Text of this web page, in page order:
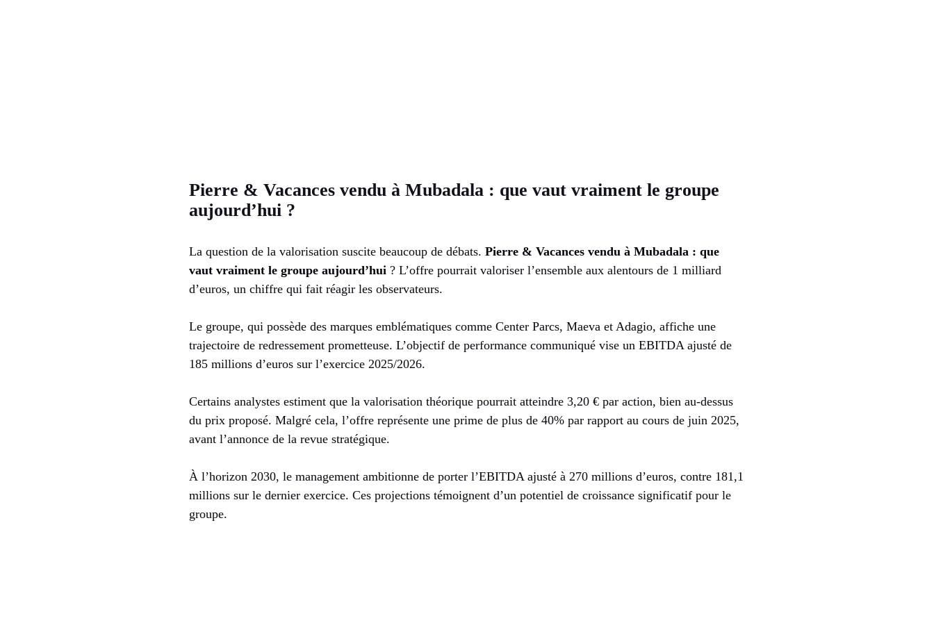
Pierre & Vacances vendu à Mubadala : que vaut vraiment le groupe
aujourd’hui ?
La question de la valorisation suscite beaucoup de débats. Pierre & Vacances vendu à Mubadala : que
vaut vraiment le groupe aujourd’hui ? L’offre pourrait valoriser l’ensemble aux alentours de 1 milliard
d’euros, un chiffre qui fait réagir les observateurs.
Le groupe, qui possède des marques emblématiques comme Center Parcs, Maeva et Adagio, affiche une
trajectoire de redressement prometteuse. L’objectif de performance communiqué vise un EBITDA ajusté de
185 millions d’euros sur l’exercice 2025/2026.
Certains analystes estiment que la valorisation théorique pourrait atteindre 3,20 € par action, bien au-dessus
du prix proposé. Malgré cela, l’offre représente une prime de plus de 40% par rapport au cours de juin 2025,
avant l’annonce de la revue stratégique.
À l’horizon 2030, le management ambitionne de porter l’EBITDA ajusté à 270 millions d’euros, contre 181,1
millions sur le dernier exercice. Ces projections témoignent d’un potentiel de croissance significatif pour le
groupe.